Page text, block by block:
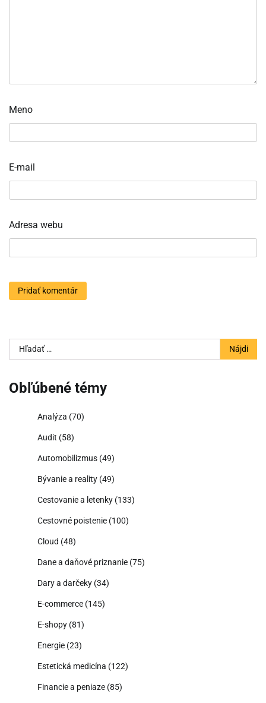
Meno
E-mail
Adresa webu
Hľadať:
Obľúbené témy
Analýza (70)
Audit (58)
Automobilizmus (49)
Bývanie a reality (49)
Cestovanie a letenky (133)
Cestovné poistenie (100)
Cloud (48)
Dane a daňové priznanie (75)
Dary a darčeky (34)
E-commerce (145)
E-shopy (81)
Energie (23)
Estetická medicína (122)
Financie a peniaze (85)